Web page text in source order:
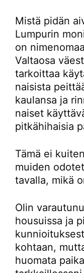
Mistä pidän
Lumpurin
on
Valtaosa
tarkoittaa
naisista
kaulansa ja
naiset
pitkähihaisia
Tämä ei
muiden
tavalla, mikä
Olin
housuissa ja
kohtaan,
huomata